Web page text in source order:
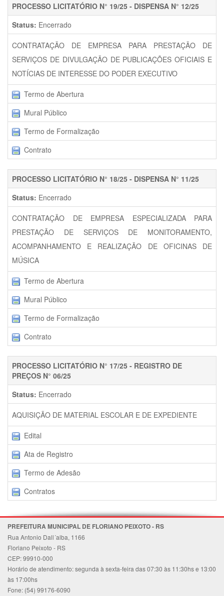
PROCESSO LICITATÓRIO N° 19/25 - DISPENSA N° 12/25
Status: Encerrado
CONTRATAÇÃO DE EMPRESA PARA PRESTAÇÃO DE
SERVIÇOS DE DIVULGAÇÃO DE PUBLICAÇÕES OFICIAIS E
NOTÍCIAS DE INTERESSE DO PODER EXECUTIVO
Termo de Abertura
Mural Público
Termo de Formalização
Contrato
PROCESSO LICITATÓRIO N° 18/25 - DISPENSA N° 11/25
Status: Encerrado
CONTRATAÇÃO DE EMPRESA ESPECIALIZADA PARA
PRESTAÇÃO DE SERVIÇOS DE MONITORAMENTO,
ACOMPANHAMENTO E REALIZAÇÃO DE OFICINAS DE
MÚSICA
Termo de Abertura
Mural Público
Termo de Formalização
Contrato
PROCESSO LICITATÓRIO N° 17/25 - REGISTRO DE
PREÇOS N° 06/25
Status: Encerrado
AQUISIÇÃO DE MATERIAL ESCOLAR E DE EXPEDIENTE
Edital
Ata de Registro
Termo de Adesão
Contratos
PREFEITURA MUNICIPAL DE FLORIANO PEIXOTO - RS
Rua Antonio Dall´alba, 1166
Floriano Peixoto - RS
CEP: 99910-000
Horário de atendimento: segunda à sexta-feira das 07:30 às 11:30hs e 13:00
às 17:00hs
Fone: (54) 99176-6090